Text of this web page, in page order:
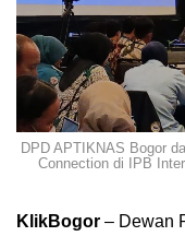
DPD APTIKNAS Bogor
Connection di IPB
KlikBogor – Dewan